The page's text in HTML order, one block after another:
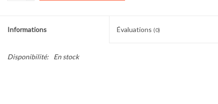
Informations Évaluations (0)
Disponibilité: En stock